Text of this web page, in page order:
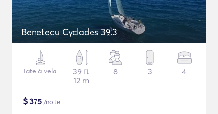
Beneteau Cyclades 39.3
Iate à vela
39 ft
12 m
8 3 4
$375 /noite